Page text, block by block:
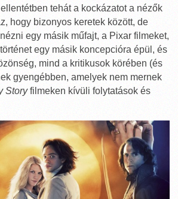
tehát a kockázatot a nézők
hogy bizonyos keretek között, de
egy másik műfajt, a Pixar filmeket,
egy másik koncepcióra épül, és
mind a kritikusok körében (és
gyengébben, amelyek nem mernek
Storyfilmeken kívüli folytatások és